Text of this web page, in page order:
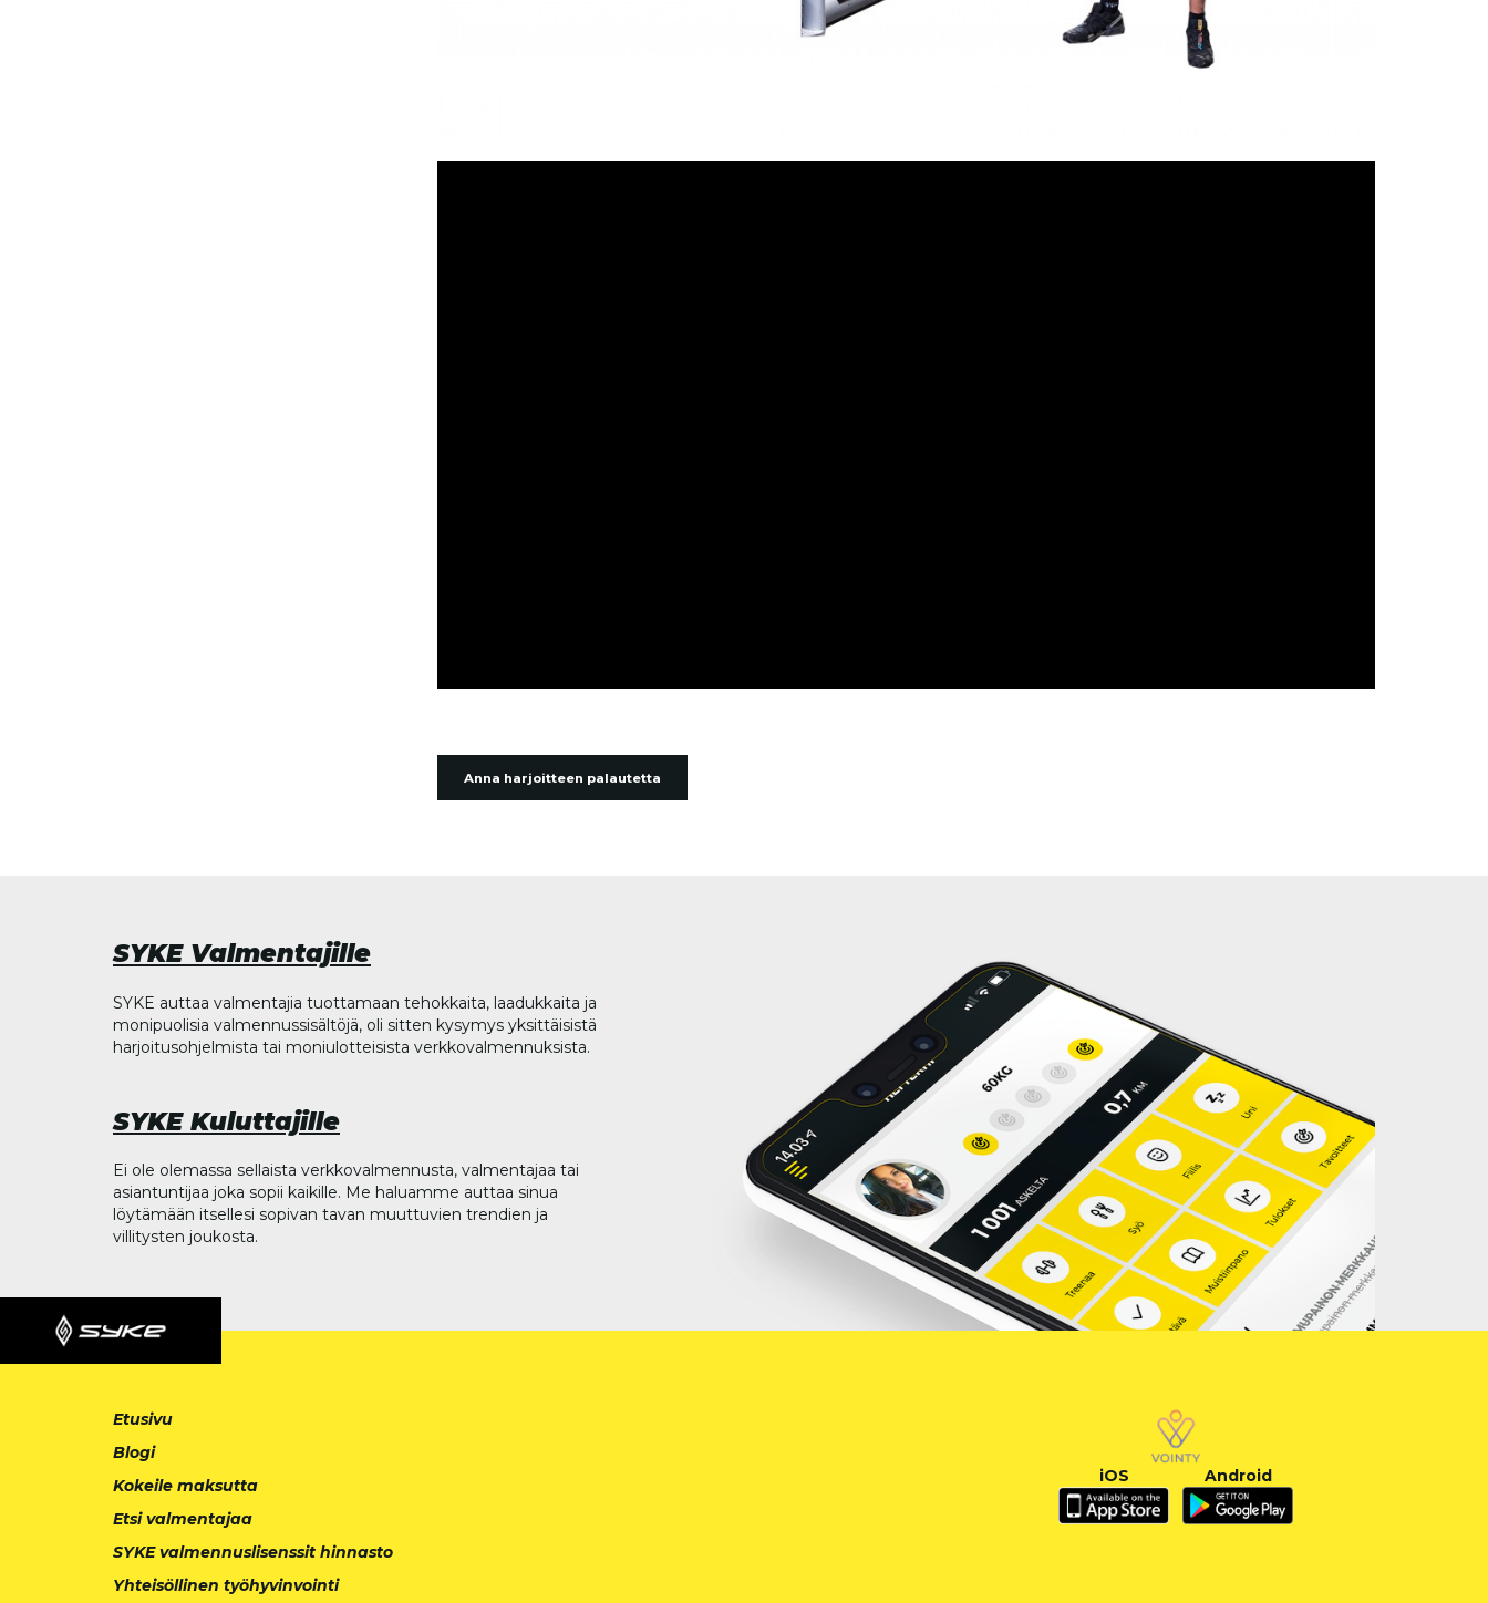
Anna harjoitteen palautetta
SYKE Valmentajille
SYKE auttaa valmentajia tuottamaan tehokkaita, laadukkaita ja
monipuolisia valmennussisältöjä, oli sitten kysymys yksittäisistä
harjoitusohjelmista tai moniulotteisista verkkovalmennuksista.
SYKE Kuluttajille
Ei ole olemassa sellaista verkkovalmennusta, valmentajaa tai
asiantuntijaa joka sopii kaikille. Me haluamme auttaa sinua
löytämään itsellesi sopivan tavan muuttuvien trendien ja
villitysten joukosta.
Etusivu
Blogi
Kokeile maksutta
Etsi valmentajaa
SYKE valmennuslisenssit hinnasto
Yhteisöllinen työhyvinvointi
iOS Android